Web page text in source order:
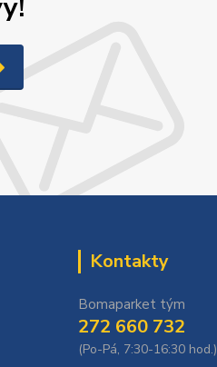
Kontakty
Bomaparket tým
272 660 732
(Po-Pá, 7:30-16:30 hod.)